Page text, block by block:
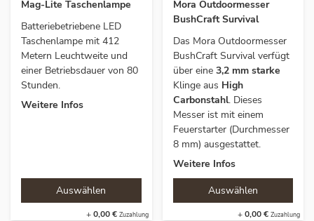
Mag-Lite Taschenlampe
+0,00 €
Batteriebetriebene LED
Taschenlampe mit 412
Metern Leuchtweite und
einer Betriebsdauer von 80
Stunden.
Weitere Infos
Mora Outdoormesser
BushCraft Survival
+0,00 €
Das Mora Outdoormesser
BushCraft Survival verfügt
über eine 3,2 mm starke
Klinge aus High
Carbonstahl. Dieses
Messer ist mit einem
Feuerstarter (Durchmesser
8 mm) ausgestattet.
Weitere Infos